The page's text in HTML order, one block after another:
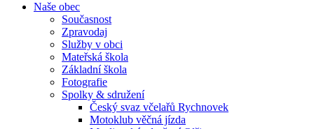
Naše obec
Současnost
Zpravodaj
Služby v obci
Mateřská škola
Základní škola
Fotografie
Spolky & sdružení
Český svaz včelařů Rychnovek
Motoklub věčná jízda